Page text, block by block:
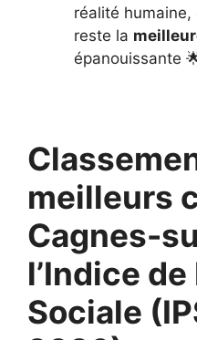
réalité humaine,
reste la
épanouissante
meilleurs
Cagnes-
l’Indice
Sociale